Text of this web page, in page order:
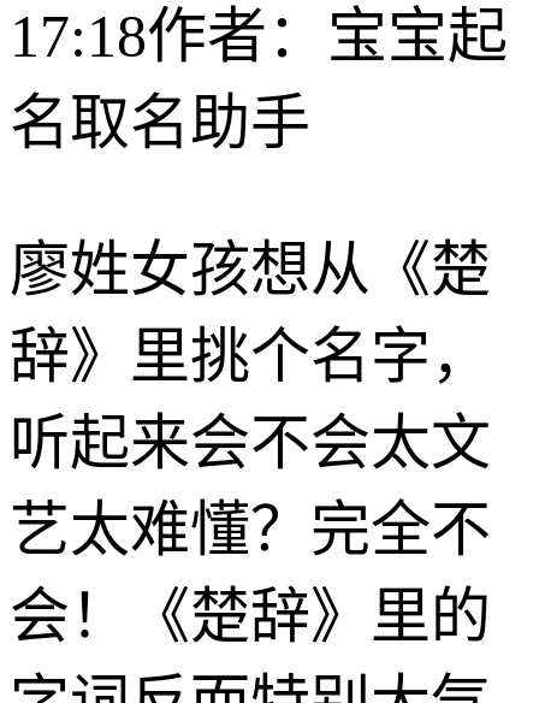
17:18作者：宝宝起
名取名助手
廖姓女孩想从《楚
辞》里挑个名字，
听起来会不会太文
艺太难懂？完全不
会！《楚辞》里的